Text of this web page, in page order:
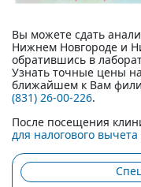
Вы можете сдать
Нижнем Новгороде и
обратившись в
Узнать точные цены
ближайшем к Вам
(831) 26-00-226.
После посещения
для налогового вычета